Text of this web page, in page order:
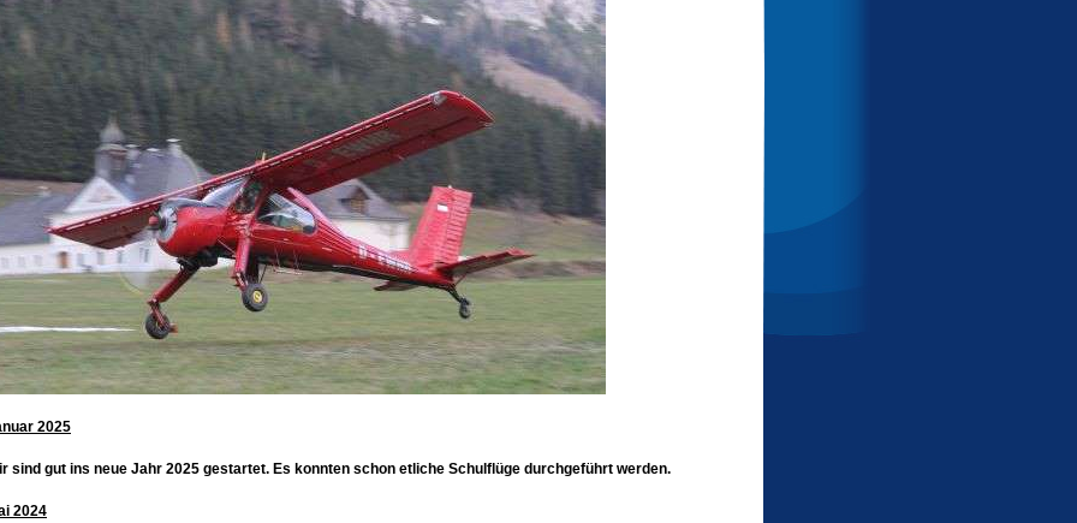
2025
sind gut ins neue Jahr 2025 gestartet. Es konnten schon etliche Schulflüge durchgeführt werden.
2024